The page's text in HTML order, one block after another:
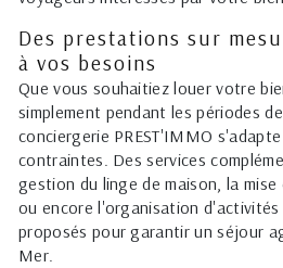
Des prestations sur
à vos besoins
Que vous souhaitiez louer votre
simplement pendant les périodes
conciergerie PREST'IMMO
contraintes. Des services
gestion du linge de maison, la
ou encore l'organisation
proposés pour garantir un séjour
Mer.